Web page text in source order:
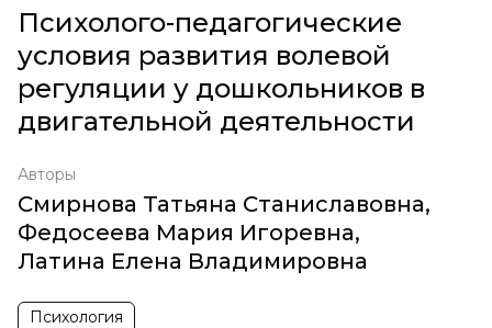
Психолого-педагогические
условия развития волевой
регуляции у дошкольников в
двигательной деятельности
Авторы
Смирнова Татьяна Станиславовна,
Федосеева Мария Игоревна,
Латина Елена Владимировна
Психология